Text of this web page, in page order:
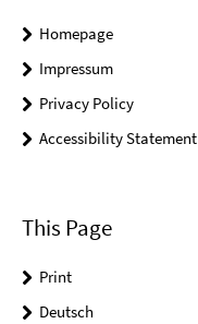
Homepage
Impressum
Privacy Policy
Accessibility Statement
This Page
Print
Deutsch